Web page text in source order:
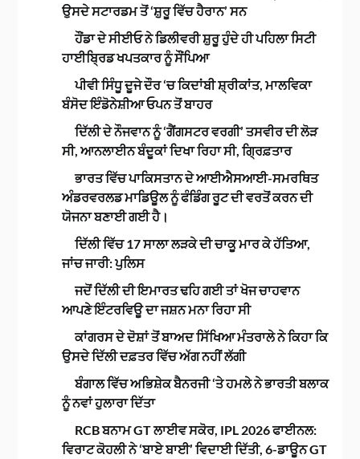
ਉਸਦੇ ਸਟਾਰਡਮ ਤੋਂ ‘ਸ਼ੁਰੂ ਵਿੱਚ ਹੈਰਾਨ’ ਸਨ
ਹੌਂਡਾ ਦੇ ਸੀਈਓ ਨੇ ਡਿਲੀਵਰੀ ਸ਼ੁਰੂ ਹੁੰਦੇ ਹੀ ਪਹਿਲਾ ਸਿਟੀ
ਹਾਈਬ੍ਰਿਡ ਖਪਤਕਾਰ ਨੂੰ ਸੌਂਪਿਆ
ਪੀਵੀ ਸਿੰਧੂ ਦੂਜੇ ਦੌਰ ‘ਚ ਕਿਦਾਂਬੀ ਸ਼੍ਰੀਕਾਂਤ, ਮਾਲਵਿਕਾ
ਬੰਸੋਦ ਇੰਡੋਨੇਸ਼ੀਆ ਓਪਨ ਤੋਂ ਬਾਹਰ
ਦਿੱਲੀ ਦੇ ਨੌਜਵਾਨ ਨੂੰ ‘ਗੈਂਗਸਟਰ ਵਰਗੀ’ ਤਸਵੀਰ ਦੀ ਲੋੜ
ਸੀ, ਆਨਲਾਈਨ ਬੰਦੂਕਾਂ ਦਿਖਾ ਰਿਹਾ ਸੀ, ਗ੍ਰਿਫ਼ਤਾਰ
ਭਾਰਤ ਵਿੱਚ ਪਾਕਿਸਤਾਨ ਦੇ ਆਈਐਸਆਈ-ਸਮਰਥਿਤ
ਅੰਡਰਵਰਲਡ ਮਾਡਿਊਲ ਨੂੰ ਫੰਡਿੰਗ ਰੂਟ ਦੀ ਵਰਤੋਂ ਕਰਨ ਦੀ
ਯੋਜਨਾ ਬਣਾਈ ਗਈ ਹੈ।
ਦਿੱਲੀ ਵਿੱਚ 17 ਸਾਲਾ ਲੜਕੇ ਦੀ ਚਾਕੂ ਮਾਰ ਕੇ ਹੱਤਿਆ,
ਜਾਂਚ ਜਾਰੀ: ਪੁਲਿਸ
ਜਦੋਂ ਦਿੱਲੀ ਦੀ ਇਮਾਰਤ ਢਹਿ ਗਈ ਤਾਂ ਖੋਜ ਚਾਹਵਾਨ
ਆਪਣੇ ਇੰਟਰਵਿਊ ਦਾ ਜਸ਼ਨ ਮਨਾ ਰਿਹਾ ਸੀ
ਕਾਂਗਰਸ ਦੇ ਦੋਸ਼ਾਂ ਤੋਂ ਬਾਅਦ ਸਿੱਖਿਆ ਮੰਤਰਾਲੇ ਨੇ ਕਿਹਾ ਕਿ
ਉਸਦੇ ਦਿੱਲੀ ਦਫ਼ਤਰ ਵਿੱਚ ਅੱਗ ਨਹੀਂ ਲੱਗੀ
ਬੰਗਾਲ ਵਿੱਚ ਅਭਿਸ਼ੇਕ ਬੈਨਰਜੀ ‘ਤੇ ਹਮਲੇ ਨੇ ਭਾਰਤੀ ਬਲਾਕ
ਨੂੰ ਨਵਾਂ ਹੁਲਾਰਾ ਦਿੱਤਾ
RCB ਬਨਾਮ GT ਲਾਈਵ ਸਕੋਰ, IPL 2026 ਫਾਈਨਲ:
ਵਿਰਾਟ ਕੋਹਲੀ ਨੇ ‘ਬਾਏ ਬਾਈ’ ਵਿਦਾਈ ਦਿੱਤੀ, 6-ਡਾਊਨ GT